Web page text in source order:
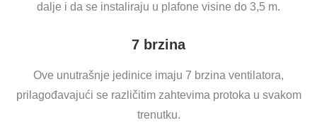
dalje i da se instaliraju u plafone visine do 3,5 m.
7 brzina
Ove unutrašnje jedinice imaju 7 brzina ventilatora,
prilagođavajući se različitim zahtevima protoka u svakom
trenutku.